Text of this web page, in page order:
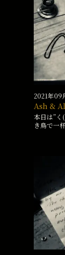
2021年09
Ash &
本日は”
き鳥で一